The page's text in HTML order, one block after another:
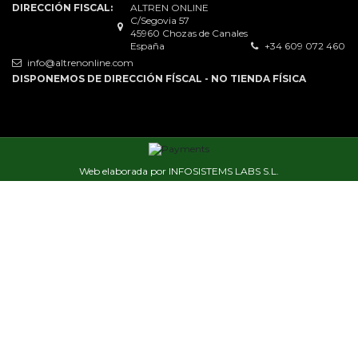
DIRECCIÓN FISCAL:
ALTREN ONLINE
C/Segovia 57
45960 Chozas de Canales
España
+34 609 072 460
info@altrenonline.com
DISPONEMOS DE DIRECCIÓN FÍSCAL - NO TIENDA FÍSICA
Web elaborada por INFOSISTEMS LABS S.L.